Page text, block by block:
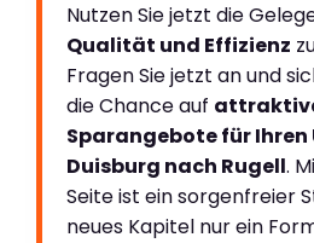
Nutzen Sie jetzt die
Qualität und Effizienz
Fragen Sie jetzt an und
die Chance auf
Sparangebote für Ihren
Duisburg nach Rugell.
Seite ist ein sorgenfreier
neues Kapitel nur ein